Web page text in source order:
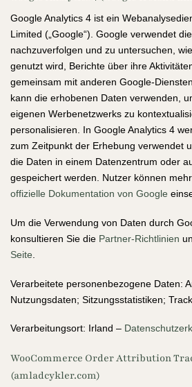
Google Analytics 4 ist ein
Limited („Google“). Google verwendet
nachzuverfolgen und zu untersuchen,
genutzt wird, Berichte über ihre
gemeinsam mit anderen Google-
kann die erhobenen Daten verwenden,
eigenen Werbenetzwerks zu
personalisieren. In Google Analytics 4
zum Zeitpunkt der Erhebung verwendet
die Daten in einem Datenzentrum oder
gespeichert werden. Nutzer können
offizielle Dokumentation von Google
Um die Verwendung von Daten durch
konsultieren Sie die Partner-Richtlinien
Seite
Verarbeitete personenbezogene Daten:
Nutzungsdaten; Sitzungsstatistiken;
Verarbeitungsort: Irland –
WooCommerce Order Attribution
(amladcykler.com)